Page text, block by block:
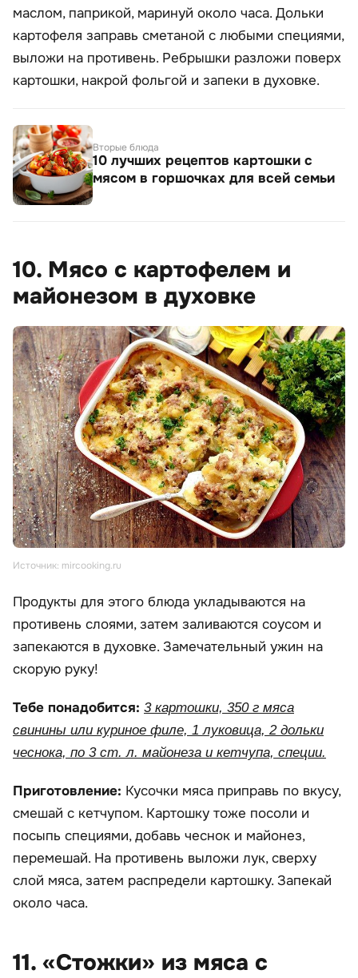
маслом, паприкой, маринуй около часа. Дольки
картофеля заправь сметаной с любыми специями,
выложи на противень. Ребрышки разложи поверх
картошки, накрой фольгой и запеки в духовке.
Вторые блюда
10 лучших рецептов картошки с
мясом в горшочках для всей семьи
10. Мясо с картофелем и
майонезом в духовке
Источник: mircooking.ru
Продукты для этого блюда укладываются на
противень слоями, затем заливаются соусом и
запекаются в духовке. Замечательный ужин на
скорую руку!
Тебе понадобится: 3 картошки, 350 г мяса
свинины или куриное филе, 1 луковица, 2 дольки
чеснока, по 3 ст. л. майонеза и кетчупа, специи.
Приготовление: Кусочки мяса приправь по вкусу,
смешай с кетчупом. Картошку тоже посоли и
посыпь специями, добавь чеснок и майонез,
перемешай. На противень выложи лук, сверху
слой мяса, затем распредели картошку. Запекай
около часа.
11. «Стожки» из мяса с